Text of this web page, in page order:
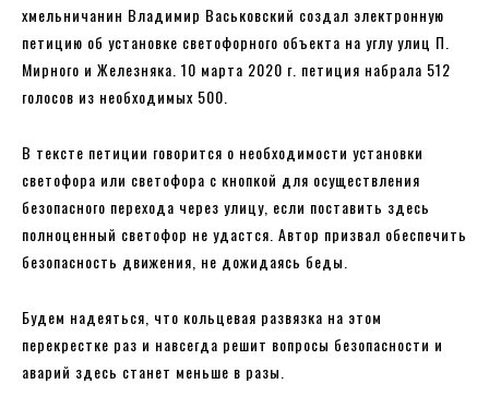
хмельничанин Владимир Васьковский создал электронную
петицию об установке светофорного объекта на углу улиц П.
Мирного и Железняка. 10 марта 2020 г. петиция набрала 512
голосов из необходимых 500.
В тексте петиции говорится о необходимости установки
светофора или светофора с кнопкой для осуществления
безопасного перехода через улицу, если поставить здесь
полноценный светофор не удастся. Автор призвал обеспечить
безопасность движения, не дожидаясь беды.
Будем надеяться, что кольцевая развязка на этом
перекрестке раз и навсегда решит вопросы безопасности и
аварий здесь станет меньше в разы.